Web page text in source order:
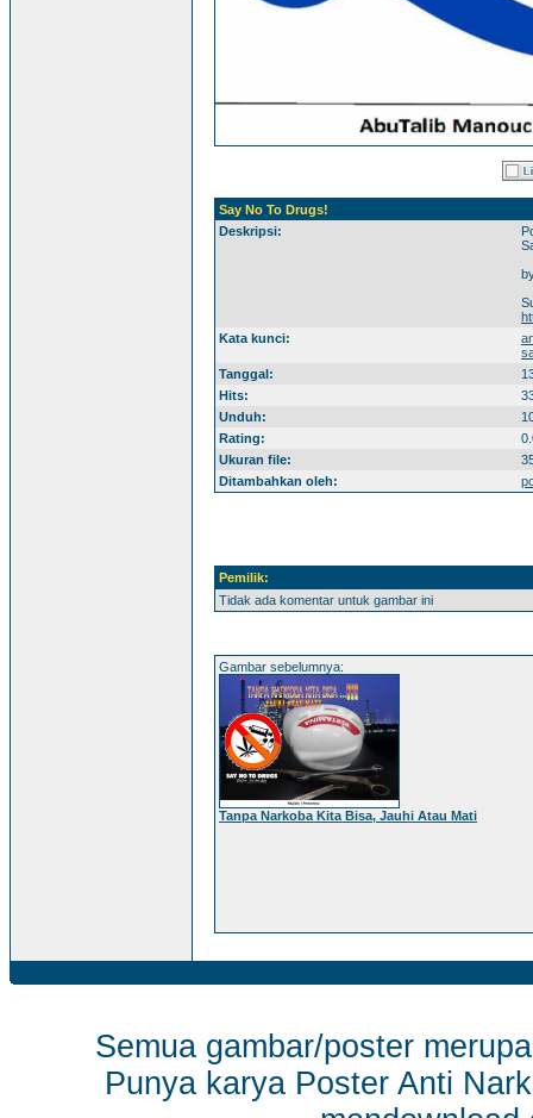
Say No To Drugs!
Deskripsi:
Kata kunci:
Tanggal:
Hits:
Unduh:
Rating:
Ukuran file:
Ditambahkan oleh:
Pemilik:
Tidak ada komentar untuk gambar ini
Gambar sebelumnya:
Tanpa Narkoba Kita Bisa, Jauhi Atau Mati
Semua gambar/poster
Punya karya Poster Anti